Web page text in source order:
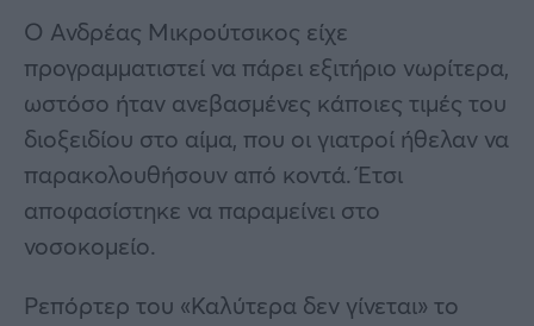
Ο Ανδρέας Μικρούτσικος είχε
προγραμματιστεί να πάρει εξιτήριο νωρίτερα,
ωστόσο ήταν ανεβασμένες κάποιες τιμές του
διοξειδίου στο αίμα, που οι γιατροί ήθελαν να
παρακολουθήσουν από κοντά. Έτσι
αποφασίστηκε να παραμείνει στο
νοσοκομείο.
Ρεπόρτερ του «Καλύτερα δεν γίνεται» το